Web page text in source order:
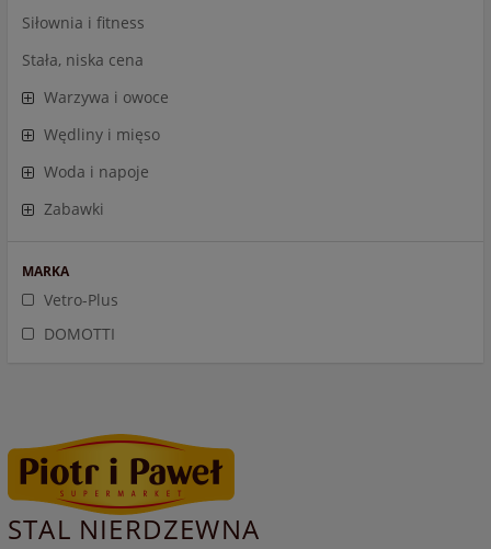
Siłownia i fitness
Stała, niska cena
Warzywa i owoce
Wędliny i mięso
Woda i napoje
Zabawki
MARKA
Vetro-Plus
DOMOTTI
STAL NIERDZEWNA